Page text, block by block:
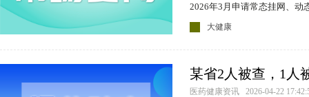
2026年3月申请常态挂网、动
审核通过药品名单的通知》
大健康
某省2人被查，1人
医药健康资讯 2026-04-22